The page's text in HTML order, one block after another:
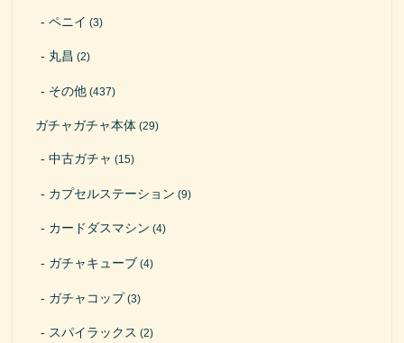
ペニイ (3)
丸昌 (2)
その他 (437)
ガチャガチャ本体 (29)
中古ガチャ (15)
カプセルステーション (9)
カードダスマシン (4)
ガチャキューブ (4)
ガチャコップ(3)
スパイラックス (2)